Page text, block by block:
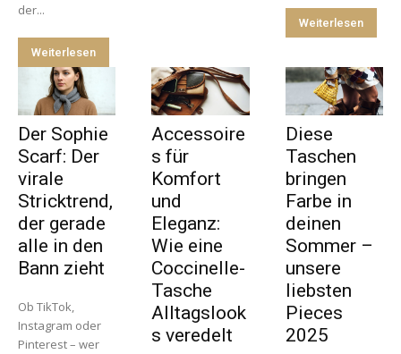
der...
Weiterlesen
Weiterlesen
Der Sophie
Scarf: Der
virale
Stricktrend,
der gerade
alle in den
Bann zieht
Ob TikTok,
Instagram oder
Pinterest – wer
Accessoire
s für
Komfort
und
Eleganz:
Wie eine
Coccinelle-
Tasche
Alltagslook
s veredelt
Diese
Taschen
bringen
Farbe in
deinen
Sommer –
unsere
liebsten
Pieces
2025